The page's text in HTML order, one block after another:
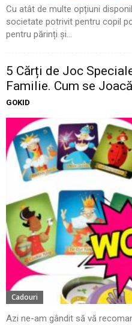
Cu atât de multe opțiuni
societate potrivit pentru copil
pentru părinți și...
5 Cărți de Joc
Familie. Cum se
GOKID
Cadouri
Azi ne-am gândit să vă